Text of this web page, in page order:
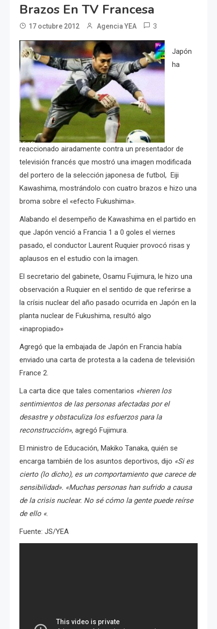
Brazos En TV Francesa
17 octubre 2012 Agencia YEA 3
Japón
ha
reaccionado airadamente contra un presentador de
televisión francés que mostró una imagen modificada
del portero de la selección japonesa de futbol, Eiji
Kawashima, mostrándolo con cuatro brazos e hizo una
broma sobre el «efecto Fukushima».
Alabando el desempeño de Kawashima en el partido en
que Japón venció a Francia 1 a 0 goles el viernes
pasado, el conductor Laurent Ruquier provocó risas y
aplausos en el estudio con la imagen.
El secretario del gabinete, Osamu Fujimura, le hizo una
observación a Ruquier en el sentido de que referirse a
la crísis nuclear del año pasado ocurrida en Japón en la
planta nuclear de Fukushima, resultó algo
«inapropiado»
Agregó que la embajada de Japón en Francia había
enviado una carta de protesta a la cadena de televisión
France 2.
La carta dice que tales comentarios «hieren los
sentimientos de las personas afectadas por el
desastre y obstaculiza los esfuerzos para la
reconstrucción», agregó Fujimura.
El ministro de Educación, Makiko Tanaka, quién se
encarga también de los asuntos deportivos, dijo «Si es
cierto (lo dicho), es un comportamiento que carece de
sensibilidad». «Muchas personas han sufrido a causa
de la crisis nuclear. No sé cómo la gente puede reírse
de ello «.
Fuente: JS/YEA